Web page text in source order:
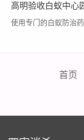
高明验收白蚁中心
使用专门的白蚁防治
首页